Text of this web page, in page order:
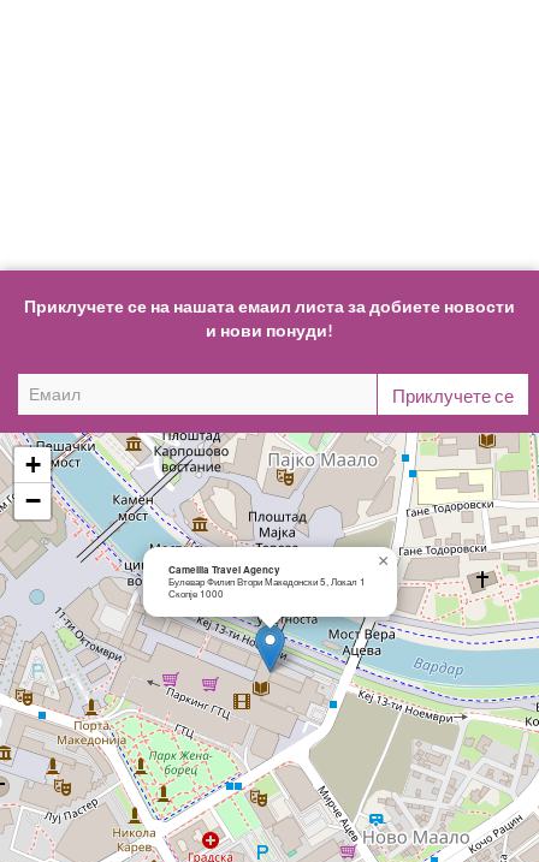
Приклучете се на нашата емаил листа за добиете новости
и нови понуди!
Camellia Travel Agency
Булевар Филип Втори Македонски 5, Локал 1
Скопје 1000
×
+
−